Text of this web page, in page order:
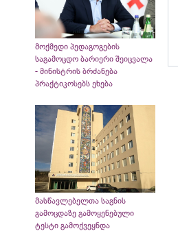
მოქმედი პედაგოგების
საგამოცდო ბარიერი შეიცვალა
- მინისტრის ბრძანება
პრაქტიკოსებს ეხება
მასწავლებელთა საგნის
გამოცდაზე გამოყენებული
ტესტი გამოქვეყნდა